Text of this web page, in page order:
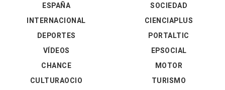
ESPAÑA
INTERNACIONAL
DEPORTES
VÍDEOS
SOCIEDAD
CIENCIAPLUS
PORTALTIC
EPSOCIAL
CHANCE
CULTURAOCIO
MOTOR
TURISMO